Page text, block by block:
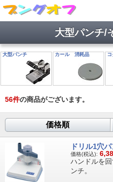
大型パンチ/
大型パンチ カール 消耗品
56件の商品がございます。
価格順
ドリル1穴
価格(税込):
ハンドルを
ンチ。
処理時間: 0.019秒